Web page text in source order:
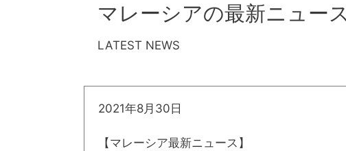
マレーシアの最新ニュース
LATEST NEWS
2021年8月30日
【マレーシア最新ニュース】